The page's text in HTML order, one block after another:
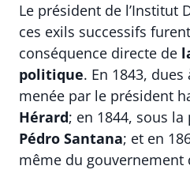
Le président de l’Institut
ces exils successifs
conséquence directe de
politique. En 1843,
menée par le président
Hérard; en 1844, sous
Pédro Santana; et en
même du gouvernement